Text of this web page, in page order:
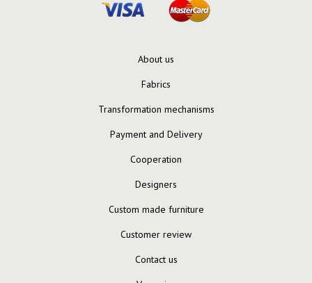
About us
Fabrics
Transformation mechanisms
Payment and Delivery
Cooperation
Designers
Custom made furniture
Customer review
Contact us